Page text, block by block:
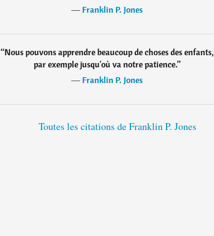
―Franklin P. Jones
“Nous pouvons apprendre beaucoup de choses des enfants,
par exemple jusqu'où va notre patience.”
―Franklin P. Jones
Toutes les citations de Franklin P. Jones